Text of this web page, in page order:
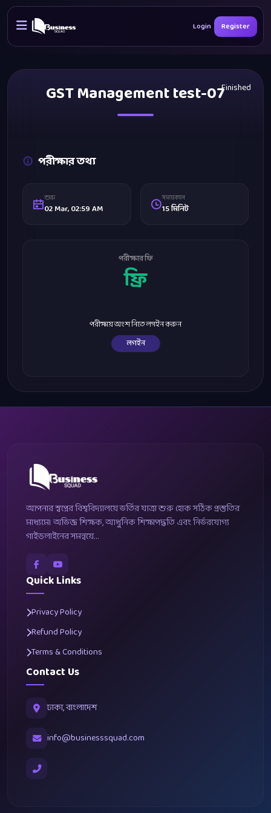
Login Register
Finished
GST Management test-07
পরীক্ষার তথ্য
শুরু
02 Mar, 02:59 AM
সময়কাল
15 মিনিট
পরীক্ষার ফি
ফ্রি
পরীক্ষায় অংশ নিতে লগইন করুন
লগইন
আপনার স্বপ্নের বিশ্ববিদ্যালয়ে ভর্তির যাত্রা শুরু হোক সঠিক প্রস্তুতির
মাধ্যমে। অভিজ্ঞ শিক্ষক, আধুনিক শিক্ষাপদ্ধতি এবং নির্ভরযোগ্য
গাইডলাইনের সমন্বয়ে...
Quick Links
Privacy Policy
Refund Policy
Terms & Conditions
Contact Us
ঢাকা, বাংলাদেশ
info@businesssquad.com